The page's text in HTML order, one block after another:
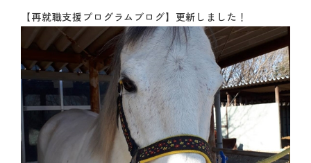
【再就職支援プログラムブログ】更新しました！